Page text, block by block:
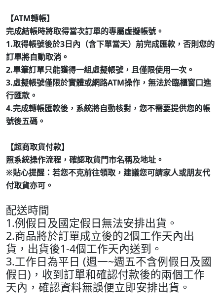
【ATM轉帳】
完成結帳時將取得當次訂單的專屬虛擬帳號。
1.取得帳號後於3日內（含下單當天）前完成匯款，否則您的
訂單將自動取消。
2.單筆訂單只能獲得一組虛擬帳號，且僅限使用一次。
3.虛擬帳號僅限於實體或網路ATM操作，無法於臨櫃窗口進
行匯款。
4.完成轉帳匯款後，系統將自動核對，您不需要提供您的帳
號後五碼。
【超商取貨付款】
照系統操作流程，確認取貨門市名稱及地址。
※貼心提醒：若您不克前往領取，建議您可請家人或朋友代
付取貨亦可。
配送時間
1.例假日及國定假日無法安排出貨。
2.商品將於訂單成立後的2個工作天內出
貨，出貨後1-4個工作天內送到。
3.工作日為平日 (週一~週五不含例假日及國
假日)，收到訂單和確認付款後的兩個工作
天內，確認資料無誤便立即安排出貨。